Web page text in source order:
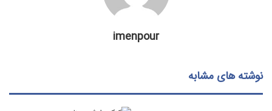
imenpour
نوشته های مشابه